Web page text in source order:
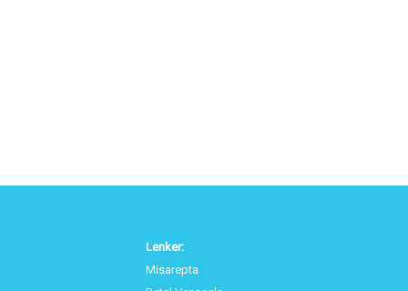
Lenker:
Misarepta